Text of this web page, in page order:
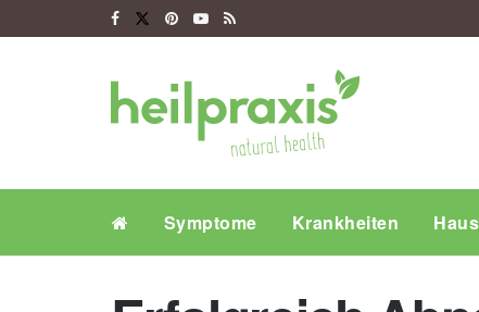
Symptome Krankheiten